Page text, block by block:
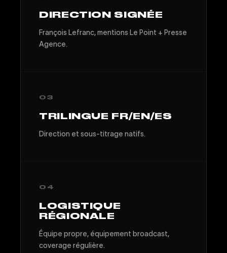
DIRECTION SIGNÉE
François Lefranc, mentions Le Point + Presse
Agence.
03
TRILINGUE FR/EN/ES
Direction et sous-titrage natifs.
04
LOGISTIQUE
RÉGIONALE
Équipe propre, équipement broadcast,
coverage régulière.